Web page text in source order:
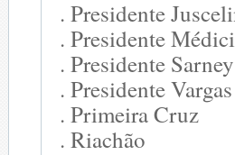
. Presidente
. Presidente Médici
. Presidente Sarney
. Presidente Vargas
. Primeira Cruz
. Riachão